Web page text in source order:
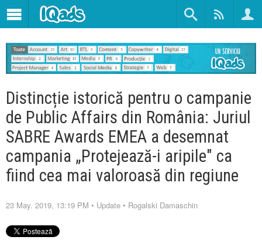
Distincție istorică pentru o campanie
de Public Affairs din România: Juriul
SABRE Awards EMEA a desemnat
campania „Protejează-i aripile" ca
fiind cea mai valoroasă din regiune
23 May. 2019, 13:19 PM • Update • Rogalski Damaschin